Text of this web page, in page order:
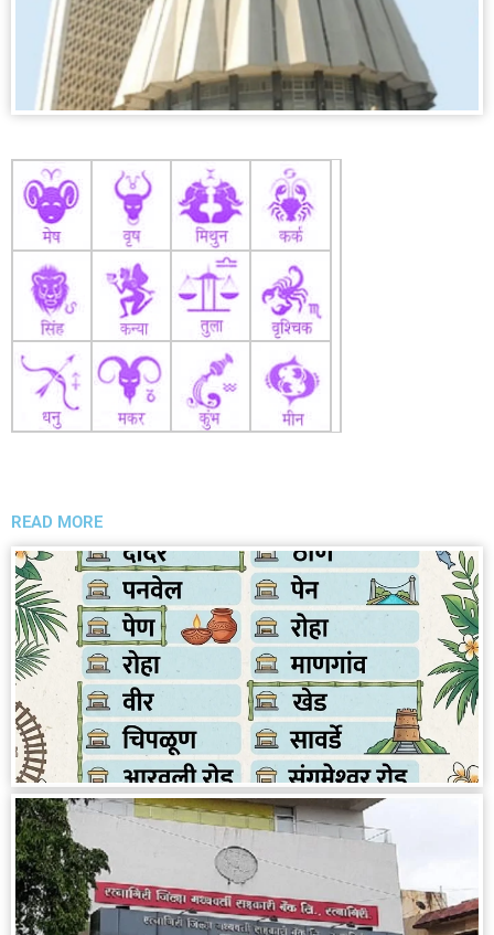
READ MORE